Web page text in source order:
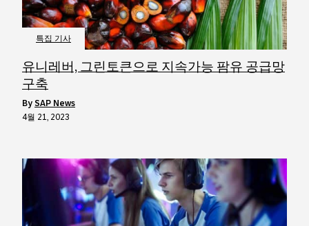
특집 기사
유니레버, 그린토큰으로 지속가능 팜유 공급망
구축
by SAP News
4월 21, 2023